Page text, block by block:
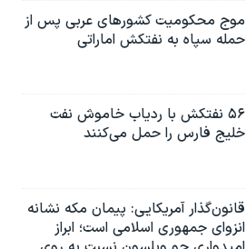
موج محکومیت کشورهای عربی پس از
حمله سپاه به نفتکش اماراتی
۵۶ نفتکش با ردیاب خاموش نفت
خلیج فارس را حمل می‌کنند
قانون‌گذار آمریکایی: پیمان مکه نشانه
انزوای جمهوری اسلامی است؛ ابراز